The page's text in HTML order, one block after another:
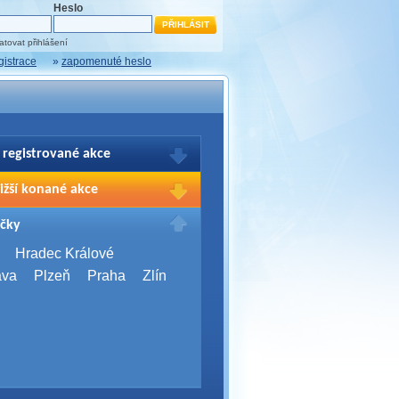
Heslo
přihlášení
» zapomenuté heslo
registrované akce
Vašich registrací na akce
přihlašte.
konané akce
2026
Brno
Server Bootcamp 2026
Hradec Králové
Plzeň Praha Zlín